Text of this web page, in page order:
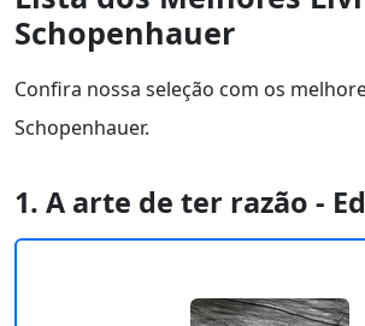
Schopenhauer
Confira nossa seleção com os
Schopenhauer.
1. A arte de ter razão -